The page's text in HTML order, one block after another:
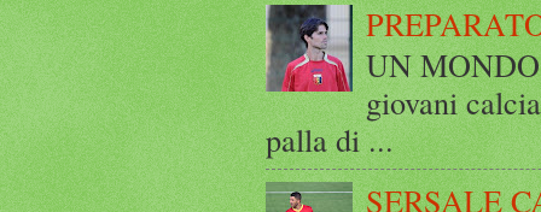
UN
giovani
palla di ...
SERSALE